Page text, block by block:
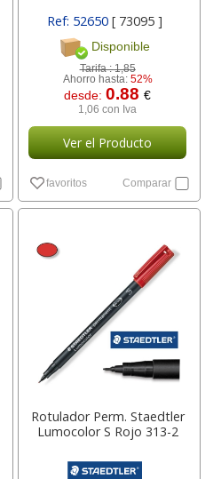
Ref: 52650[ 73095 ]
Disponible
Tarifa :1,85
Ahorro hasta: 52%
desde:0.88€
1,06 con Iva
Ver el Producto
favoritos Comparar
Rotulador Perm. Staedtler
Lumocolor S Rojo 313-2